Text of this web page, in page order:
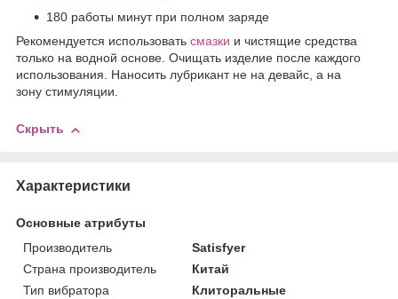
180 работы минут при полном заряде
Рекомендуется использовать смазки и чистящие средства
только на водной основе. Очищать изделие после каждого
использования. Наносить лубрикант не на девайс, а на
зону стимуляции.
Скрыть
Характеристики
Основные атрибуты
Производитель
Satisfyer
Страна производитель
Китай
Тип вибратора
Клиторальные